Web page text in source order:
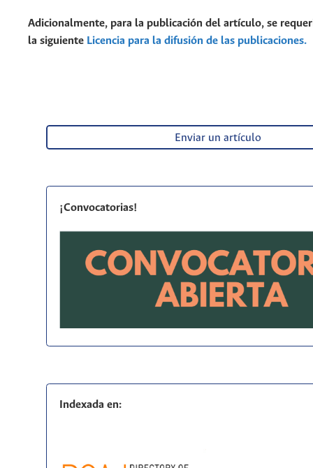
Adicionalmente, para la publicación del artículo, se
la siguiente Licencia para la difusión de las publicaciones.
Enviar un artículo
¡Convocatorias!
Indexada en: